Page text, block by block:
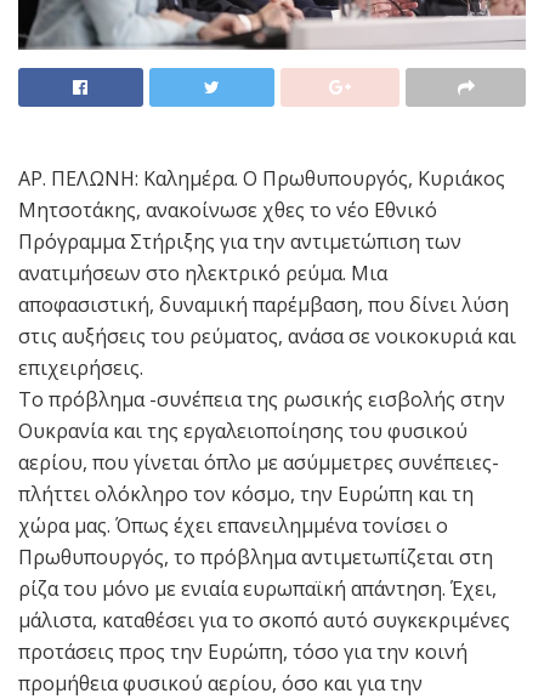
ΑΡ. ΠΕΛΩΝΗ: Καλημέρα. Ο Πρωθυπουργός, Κυριάκος
Μητσοτάκης, ανακοίνωσε χθες το νέο Εθνικό
Πρόγραμμα Στήριξης για την αντιμετώπιση των
ανατιμήσεων στο ηλεκτρικό ρεύμα. Μια
αποφασιστική, δυναμική παρέμβαση, που δίνει λύση
στις αυξήσεις του ρεύματος, ανάσα σε νοικοκυριά και
επιχειρήσεις.
Το πρόβλημα -συνέπεια της ρωσικής εισβολής στην
Ουκρανία και της εργαλειοποίησης του φυσικού
αερίου, που γίνεται όπλο με ασύμμετρες συνέπειες-
πλήττει ολόκληρο τον κόσμο, την Ευρώπη και τη
χώρα μας. Όπως έχει επανειλημμένα τονίσει ο
Πρωθυπουργός, το πρόβλημα αντιμετωπίζεται στη
ρίζα του μόνο με ενιαία ευρωπαϊκή απάντηση. Έχει,
μάλιστα, καταθέσει για το σκοπό αυτό συγκεκριμένες
προτάσεις προς την Ευρώπη, τόσο για την κοινή
προμήθεια φυσικού αερίου, όσο και για την